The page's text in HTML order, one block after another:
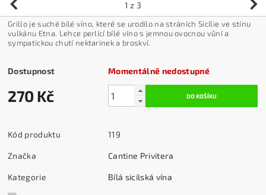
1 z 3
Grillo je suché bílé víno, které se urodilo na stráních Sicílie ve stínu
vulkánu Etna. Lehce perlící bílé víno s jemnou ovocnou vůní a
sympatickou chutí nektarinek a broskví.
Dostupnost Momentálně nedostupné
270 Kč
Kód produktu 119
Značka Cantine Privitera
Kategorie Bílá sicilská vína